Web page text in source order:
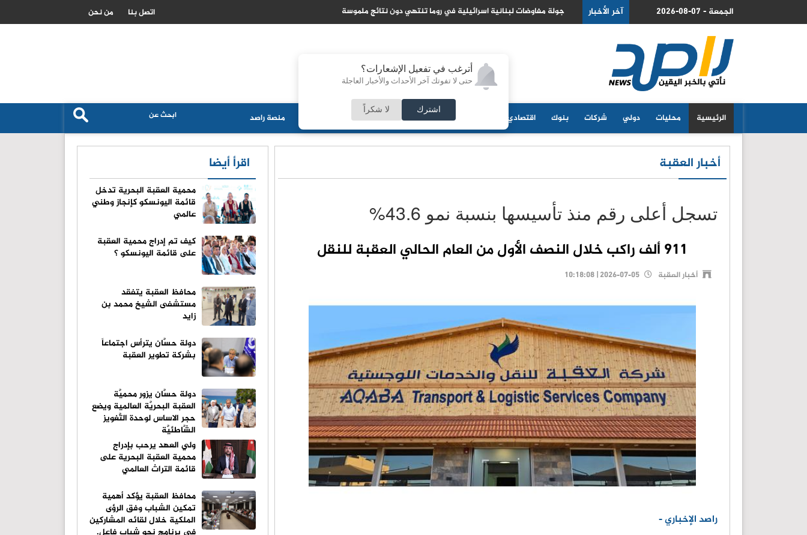
أترغب في تفعيل الإشعارات؟
حتى لا تفوتك آخر الأحداث والأخبار العاجلة
اشترك لا شكراً
2026-08-07 - الجمعة آخر الأخبار يستعرض فرص دعم الاقتصاد السعودي جولة مفاوضات لبنانية اسرائيلية في روما تنتهي دون نتائج ملموسة السعودية تتاهب لتصبح مركزا عالميا لتدفقات راس المال الاسلامي
من نحن اتصل بنا
الرئيسية محليات دولي شركات بنوك اقتصادي منوعات ثقافة مجلس الأمة منصة راصد
أخبار العقبة
تسجل أعلى رقم منذ تأسيسها بنسبة نمو 43.6%
911 ألف راكب خلال النصف الأول من العام الحالي العقبة للنقل
أخبار العقبة
راصد الإخباري -
اقرأ أيضا
محمية العقبة البحرية تدخل
قائمة اليونسكو كإنجاز وطني
عالمي
كيف تم إدراج محمية العقبة
على قائمة اليونسكو ؟
محافظ العقبة يتفقد
مستشفى الشيخ محمد بن
زايد
دولة حسَّان يترأس اجتماعاً
بشركة تطوير العقبة
دولة حسَّان يزور محميَّة
العقبة البحريَّة العالمية ويضع
حجر الاساس لوحدة التَّغويز
الشَّاطئيَّة
ولي العهد يرحب بإدراج
محمية العقبة البحرية على
قائمة التراث العالمي
محافظ العقبة يؤكد أهمية
تمكين الشباب وفق الرؤى
الملكية خلال لقائه المشاركين
في برنامج نحو شباب فاعل.